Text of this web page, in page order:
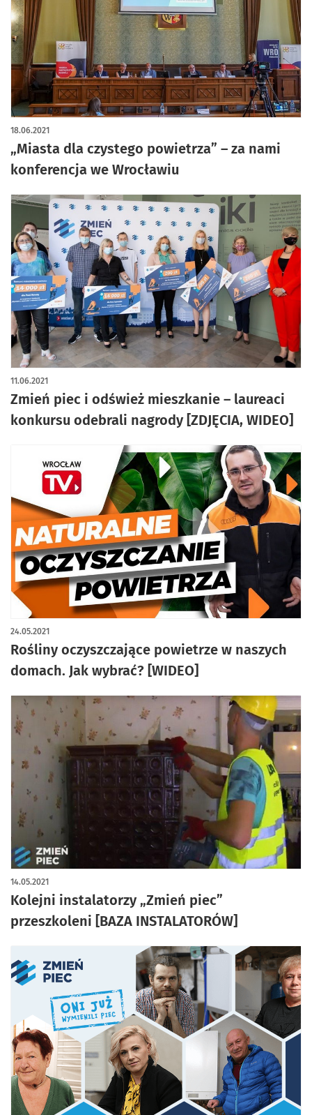
„Miasta dla czystego powietrza” – za nami
konferencja we Wrocławiu
18.06.2021
Zmień piec i odśwież mieszkanie – laureaci
konkursu odebrali nagrody [ZDJĘCIA, WIDEO]
11.06.2021
Rośliny oczyszczające powietrze w naszych
domach. Jak wybrać? [WIDEO]
24.05.2021
Kolejni instalatorzy „Zmień piec”
przeszkoleni [BAZA INSTALATORÓW]
14.05.2021